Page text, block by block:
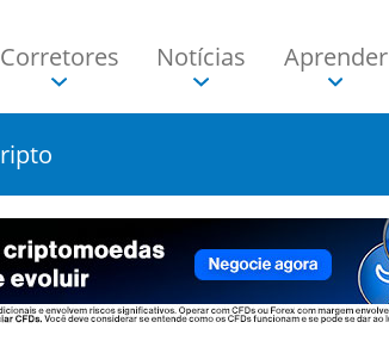
Corretores Notícias Aprender